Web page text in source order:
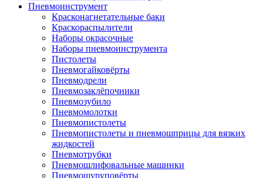
Пневмоинструмент
Красконагнетательные баки
Краскораспылители
Наборы окрасочные
Наборы пневмоинструмента
Пистолеты
Пневмогайковёрты
Пневмодрели
Пневмозаклёпочники
Пневмозубило
Пневмомолотки
Пневмопистолеты
Пневмопистолеты и пневмошприцы для вязких
жидкостей
Пневмотрубки
Пневмошлифовальные машинки
Пневмошуруповёрты